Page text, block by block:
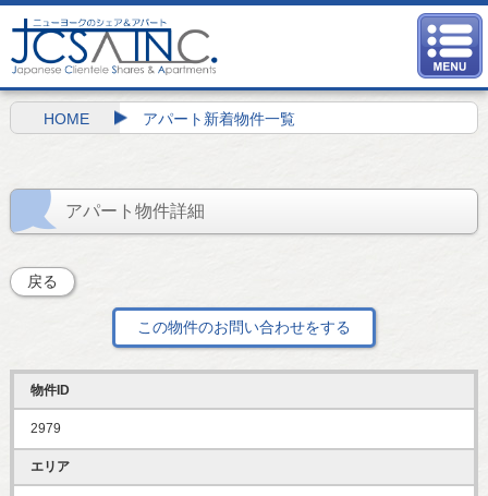
HOME アパート新着物件一覧
アパート物件詳細
戻る
この物件のお問い合わせをする
物件ID
2979
エリア